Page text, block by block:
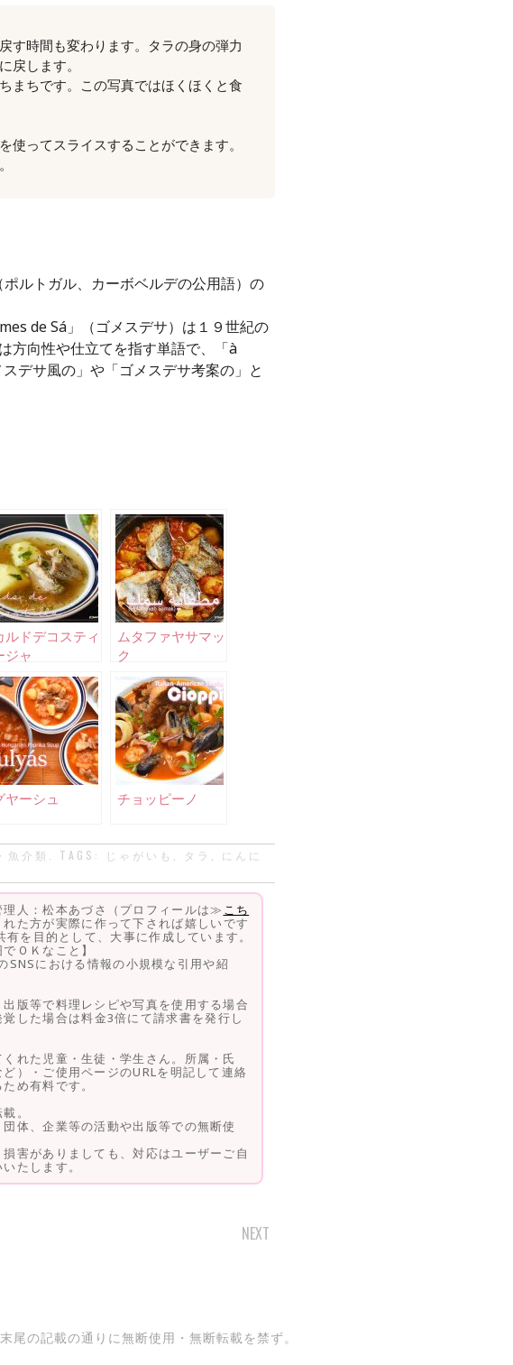
す時間も変わります。タラの身の弾力
戻します。
まちです。この写真ではほくほくと食
ってスライスすることができます。
ルトガル、カーボベルデの公用語）の
de Sá」（ゴメスデサ）は１９世紀の
方向性や仕立てを指す単語で、「à
デサ風の」や「ゴメスデサ考案の」と
ルドデコスティ
ジャ
ムタファヤサマッ
ク
ヤーシュ チョッピーノ
魚介類 . TAGS: じゃがいも タラ
にんに
理人：松本あづさ（プロフィールは≫ こち
た方が実際に作って下されば嬉しいです
を目的として、大事に作成しています。
ＯＫなこと】
SNSにおける情報の小規模な引用や紹
版等で料理レシピや写真を使用する場合
した場合は料金3倍にて請求書を発行し
れた児童・生徒・学生さん。所属・氏
）・ご使用ページのURLを明記して連絡
め有料です。
。
体、企業等の活動や出版等での無断使
害がありましても、対応はユーザーご自
たします。
NEXT
の記載の通りに無断使用・無断転載を禁ず。